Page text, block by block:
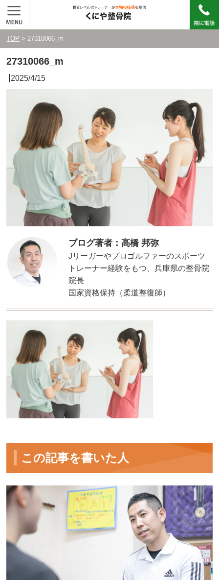
TOP > 27310066_m
27310066_m
2025/4/15
ブログ著者：高橋 邦弥
Jリーガーやプロゴルファーのスポーツ
トレーナー経験をもつ、兵庫県の整骨院
院長
国家資格保持（柔道整復師）
この記事を書いた人